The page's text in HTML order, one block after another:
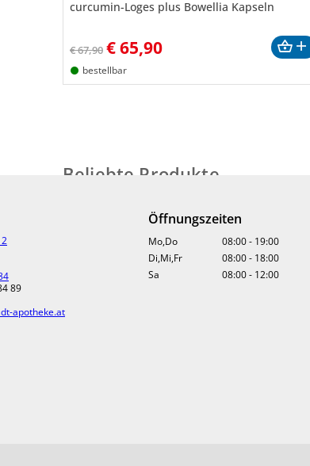
curcumin-Loges plus Bowellia Kapseln
€ 67,90 €65,90
bestellbar
Beliebte Produkte
89
apotheke.at
Öffnungszeiten
Mo,Do 08:00- 19:00
Di,Mi,Fr
08:00- 18:00
Sa
08:00- 12:00